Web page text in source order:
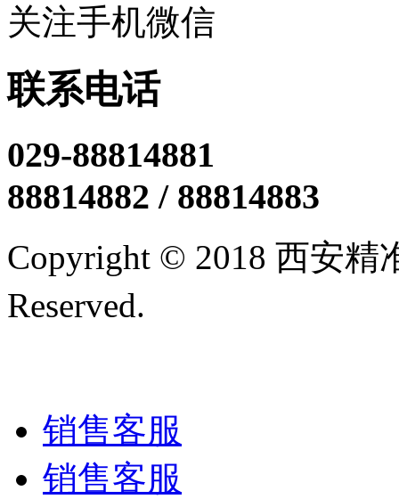
关注手机微信
联系电话
029-88814881
88814882 / 88814883
Copyright © 2018 西安精
Reserved.
销售客服
销售客服